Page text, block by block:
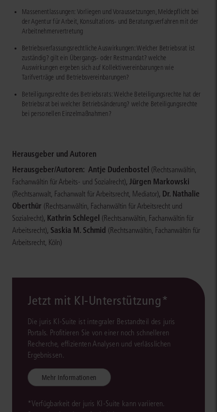
Massenentlassungen: Vorliegen und Voraussetzungen, Meldepflicht bei
der Agentur für Arbeit, Konsultations- und Beratungsverfahren mit der
Arbeitnehmervertretung
Betriebsverfassungsrechtliche Auswirkungen: Welcher Betriebsrat ist
zuständig? gilt ein Übergangs- oder Restmandat? welche
Auswirkungen ergeben sich auf Kollektivvereinbarungen wie
Tarifverträge und Betriebsvereinbarungen?
Beteiligungsrechte des Betriebsrats: Welche Beteiligungsrechte hat der
Betriebsrat bei welcher Betriebsänderung? welche Beteiligungsrechte
bei personellen Einzelmaßnahmen?
Herausgeber und Autoren
Herausgeber/Autoren: Antje Dudenbostel (Rechtsanwältin,
Fachanwältin für Arbeits- und Sozialrecht), Jürgen Markowski
(Rechtsanwalt, Fachanwalt für Arbeitsrecht, Mediator), Dr. Nathalie
Oberthür (Rechtsanwältin, Fachanwältin für Arbeitsrecht und
Sozialrecht), Kathrin Schlegel (Rechtsanwältin, Fachanwältin für
Arbeitsrecht), Saskia M. Schmid (Rechtsanwältin, Fachanwältin für
Arbeitsrecht, Köln)
Jetzt mit KI-Unterstützung*
Die juris KI-Suite ist integraler Bestandteil des juris
Portals. Profitieren Sie von einer noch schnelleren
Recherche, effizienten Analysen und verlässlichen
Ergebnissen.
Mehr Informationen
*Verfügbarkeit der juris KI-Suite kann variieren.